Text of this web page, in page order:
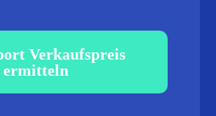
Verkaufspreis
ermitteln